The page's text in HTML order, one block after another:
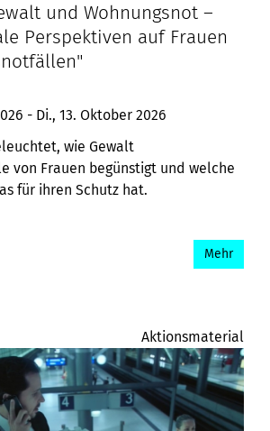
und Wohnungsnot –
Perspektiven auf Frauen
- Di., 13. Oktober 2026
wie Gewalt
von Frauen begünstigt und welche
für ihren Schutz hat.
Mehr
Aktionsmaterial